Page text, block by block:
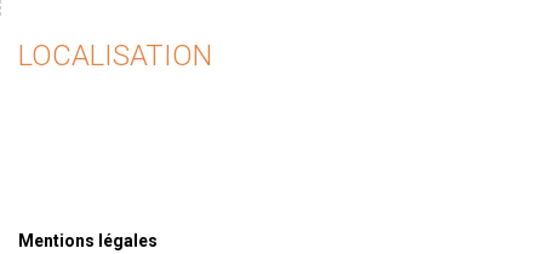
LOCALISATION
Mentions légales